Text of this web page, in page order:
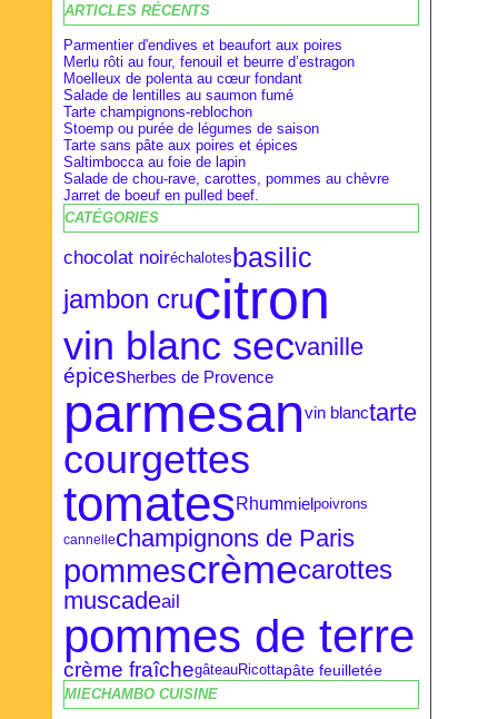
Février(9)
Janvier(8)
Février(16)
Janvier(18)
Avril(28)
Mars(27)
ARTICLES RÉCENTS
Parmentier d'endives et beaufort aux poires
Merlu rôti au four, fenouil et beurre d’estragon
Moelleux de polenta au cœur fondant
Salade de lentilles au saumon fumé
Tarte champignons-reblochon
Stoemp ou purée de légumes de saison
Tarte sans pâte aux poires et épices
Saltimbocca au foie de lapin
Salade de chou-rave, carottes, pommes au chèvre
Jarret de boeuf en pulled beef.
CATÉGORIES
chocolat noiréchalotesbasilic
jambon crucitron
vin blanc secvanille
épicesherbes de Provence
parmesanvin blanctarte
courgettes
tomatesRhummielpoivrons
cannellechampignons de Paris
pommescrèmecarottes
muscadeail
pommes de terre
crème fraîchegâteauRicottapâte feuilletée
MIECHAMBO CUISINE